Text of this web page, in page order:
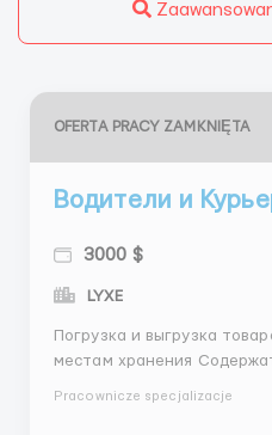
OFERTA PRACY ZAMKNIĘTA
Водители и
3000 $
LYXE
Погрузка и выгрузка товара Размещение товара
местам хранения Содержать свой рабочий
Pracownicze specjalizacje